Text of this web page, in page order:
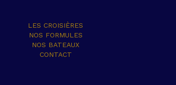
LES CROISIÈRES
NOS FORMULES
NOS BATEAUX
CONTACT